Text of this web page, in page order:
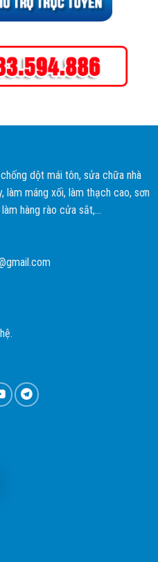
dột mái tôn, sửa chữa nhà
làm máng xối, làm thạch cao, sơn
hàng rào cửa sắt,...